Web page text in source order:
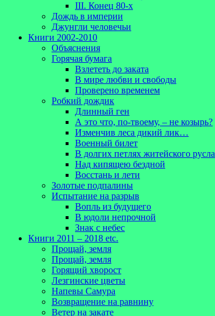
III. Конец 80-х
Дождь в империи
Джунгли человечьи
Книги 2002-2010
Объяснения
Горячая бумага
Взлететь до заката
В мире любви и свободы
Проверено временем
Робкий дождик
Длинный ген
А это что, по-твоему, – не козырь?
Изменчив леса дикий лик…
Военный билет
В долгих петлях житейского русла
Над кипящею бездной
Восстань и лети
Золотые подпалины
Испытание на разрыв
Вопль из будущего
В юдоли непрочной
Знак с небес
Книги 2011 – 2018 etc.
Прощай, земля
Прощай, земля
Горящий хворост
Лезгинские цветы
Напевы Самура
Возвращение на равнину
Ветер на закате